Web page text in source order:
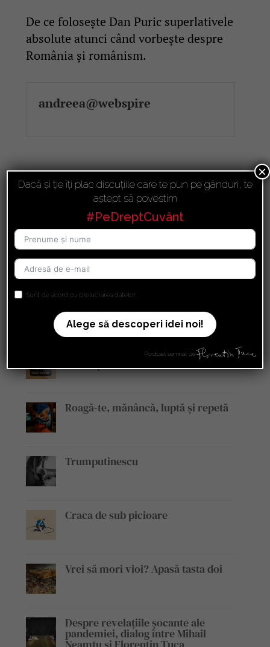
De ce folosește Dan Puric superlativele
absolute atunci când vorbește despre
România și românism.
andreea@webspire
Articole Recente
Tainele a două momente
Alcoolismul legislativ ca leac
împotriva fobiilor și scepticismului
Urinatul în public ca proclamație
revoluționară
Roagă-te, mănâncă, luptă și repetă
Trumputinescu
Craca de sub picioare
Vrei să mori vioi? Apasă tasta doi
Despre revelațiile șocante ale
pandemiei, dialog între Mihail
Dacă și ție îți plac discuțiile care te pun pe gânduri, te
aștept să povestim
#PeDreptCuvânt
Sunt de acord cu prelucrarea datelor.
Alege să descoperi idei noi!
Podcast semnat de
×